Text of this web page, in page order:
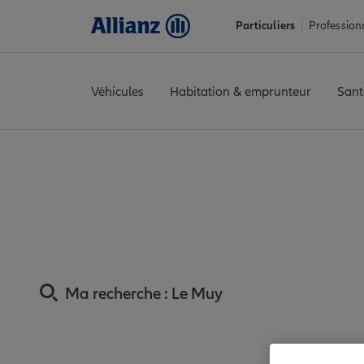
Particuliers
Véhicules Habitation & emprunteur
Ma recherche : Le Muy